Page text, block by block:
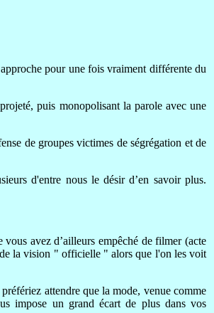
pour une fois vraiment différente du
puis monopolisant la parole avec une
de groupes victimes de ségrégation et de
d'entre nous le désir d’en savoir plus.
avez d’ailleurs empêché de filmer (acte
la vision " officielle " alors que l'on les voit
attendre que la mode, venue comme
impose un grand écart de plus dans vos